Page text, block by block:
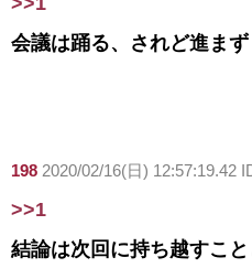
会議は踊る、されど進まず
198 2020/02/16(日) 12:57:19.42
>>1
結論は次回に持ち越すこ